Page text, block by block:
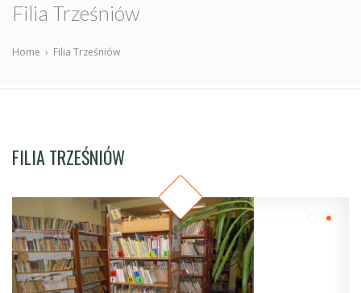
Filia Trześniów
Home › Filia Trześniów
FILIA TRZEŚNIÓW